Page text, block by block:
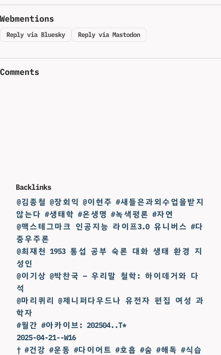
Webmentions
Reply via Bluesky Reply via Mastodon
Comments
Backlinks
@김종철 @장회익 @이현주 #새들은과외수업을받지
않는다 #생태학 #온생명 #녹색평론 #자연
@맥스테그마크 인공지능 라이프3.0 유니버스 #다
중우주론
@최재천 1953 통섭 공부 숙론 대화 생태 환경 지
성인
@이기상 @박찬국 — 우리말 철학: 하이데거와 다
석
@마리퀴리 @제니퍼다우드나 유전자 편집 여성 과
학자
#월간 #아카이브: 202504..T*
2025-04-21--W16
† #건강 #운동 #다이어트 #호흡 #숨 #해독 #식습